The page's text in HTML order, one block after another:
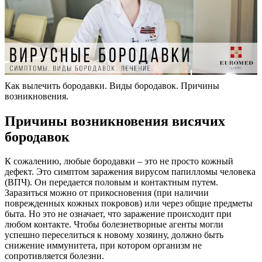
Как вылечить бородавки. Виды бородавок. Причины
возникновения.
Причины возникновения висячих
бородавок
К сожалению, любые бородавки – это не просто кожный
дефект. Это симптом заражения вирусом папилломы человека
(ВПЧ). Он передается половым и контактным путем.
Заразиться можно от прикосновения (при наличии
поврежденных кожных покровов) или через общие предметы
быта. Но это не означает, что заражение происходит при
любом контакте. Чтобы болезнетворные агенты могли
успешно переселиться к новому хозяину, должно быть
снижение иммунитета, при котором организм не
сопротивляется болезни.